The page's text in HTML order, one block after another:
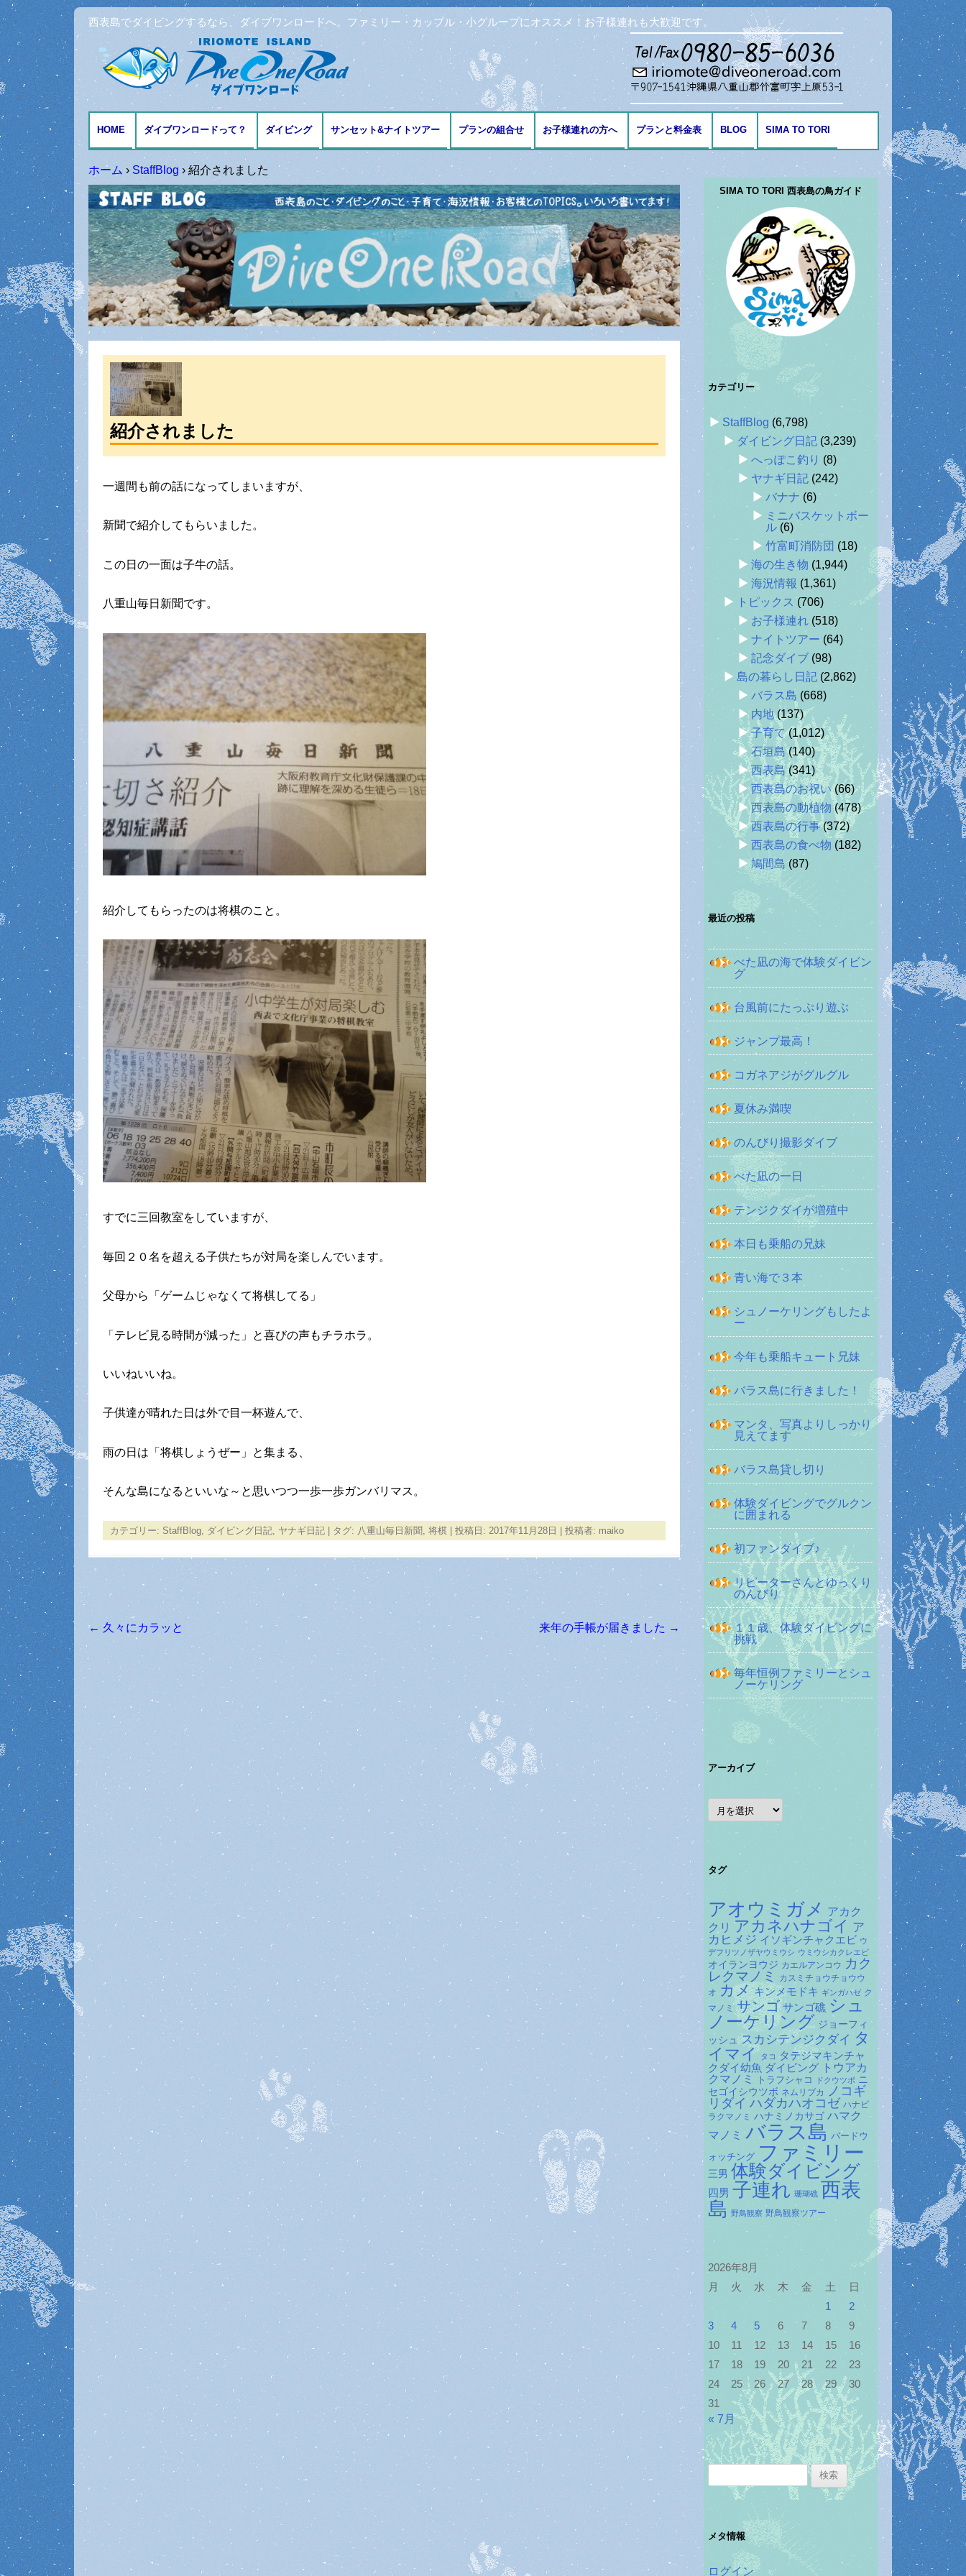
西表島でダイビングするなら、ダイブワンロードへ。ファミリー・カップル・小グループにオススメ！お子様連れも大歓迎です。
コンテンツへ移動
HOME ダイブワンロードって？
アクセスとMAP
ダイビング
ファンダイブ
体験ダイビング
シュノーケリング
記念日ダイビング
ダイビング免許の講習
サンセット&ナイトツアー プランの組合せ お子様連れの方へ プランと料金表 BLOG
海の生き物
SIMA TO TORI
ホーム › StaffBlog ›紹介されました
紹介されました
一週間も前の話になってしまいますが、
新聞で紹介してもらいました。
この日の一面は子牛の話。
八重山毎日新聞です。
紹介してもらったのは将棋のこと。
すでに三回教室をしていますが、
毎回２０名を超える子供たちが対局を楽しんでいます。
父母から「ゲームじゃなくて将棋してる」
「テレビ見る時間が減った」と喜びの声もチラホラ。
いいねいいね。
子供達が晴れた日は外で目一杯遊んで、
雨の日は「将棋しょうぜー」と集まる、
そんな島になるといいな～と思いつつ一歩一歩ガンバリマス。
カテゴリー: StaffBlog ダイビング日記 ヤナギ日記 | タグ: 八重山毎日新聞 ,将棋 | 投稿日: 2017年11月28日 |投稿者: maiko
投稿ナビゲーション
← 久々にカラッと 来年の手帳が届きました →
SIMA TO TORI 西表島の鳥ガイド
カテゴリー
StaffBlog (6,798)
ダイビング日記 (3,239)
へっぽこ釣り (8)
ヤナギ日記 (242)
バナナ (6)
ミニバスケットボー
ル (6)
竹富町消防団 (18)
海の生き物 (1,944)
海況情報 (1,361)
トピックス (706)
お子様連れ (518)
ナイトツアー (64)
記念ダイブ (98)
島の暮らし日記 (2,862)
バラス島 (668)
内地(137)
子育て(1,012)
石垣島(140)
西表島(341)
西表島のお祝い(66)
西表島の動植物(478)
西表島の行事(372)
西表島の食べ物 (182)
鳩間島 (87)
最近の投稿
べた凪の海で体験ダイビン
グ
台風前にたっぷり遊ぶ
ジャンプ最高！
コガネアジがグルグル
夏休み満喫
のんびり撮影ダイブ
べた凪の一日
テンジクダイが増殖中
本日も乗船の兄妹
青い海で３本
シュノーケリングもしたよ
ー
今年も乗船キュート兄妹
バラス島に行きました！
マンタ、写真よりしっかり
見えてます
バラス島貸し切り
体験ダイビングでグルクン
に囲まれる
初ファンダイブ♪
リピーターさんとゆっくり
のんびり
１１歳、体験ダイビングに
挑戦
毎年恒例ファミリーとシュ
ノーケリング
アーカイブ
ア
ー
タグ
アオウミガメ
アカク
クリ アカネハナゴイ ア
カヒメジ イソギンチャクエビ ウ
デフリツノザヤウミウシ ウミウシカクレエビ
オイランヨウジ カエルアンコウ カク
レクマノミ
カスミチョウチョウウ
オ カメ キンメモドキ ギンガハゼ ク
マノミ サンゴ サンゴ礁 シュ
ノーケリング ジョーフィ
ッシュ スカシテンジクダイ タ
イマイ タコ タテジマキンチャ
クダイ幼魚 ダイビング トウアカ
クマノミ
トラフシャコ ドクウツボ
ニ
セゴイシウツボ ネムリブカ
ノコギ
リダイ ハダカハオコゼ ハナビ
ラクマノミ ハナミノカサゴ ハマク
マノミ バラス島 バードウ
ォッチング ファミリー
三男 体験ダイビング
四男 子連れ 珊瑚礁 西表
島
野鳥観察 野鳥観察ツアー
2026年8月
月
火 水 木 金 土
日
1
2
3
4 5 6 7 8
9
10
11 12 13 14 15
16
17
18 19 20 21 22
23
24
25 26 27 28 29
30
31
« 7月
メタ情報
ログイン